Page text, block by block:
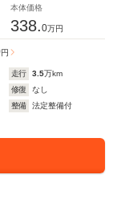
本体価格
338.0万円
円
走行 3.5万km
修復
なし
整備
法定整備付